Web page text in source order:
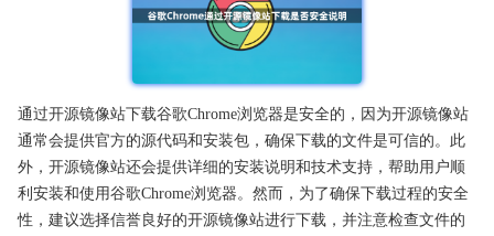
通过开源镜像站下载谷歌Chrome浏览器是安全的，因为开源镜像站
通常会提供官方的源代码和安装包，确保下载的文件是可信的。此
外，开源镜像站还会提供详细的安装说明和技术支持，帮助用户顺
利安装和使用谷歌Chrome浏览器。然而，为了确保下载过程的安全
性，建议选择信誉良好的开源镜像站进行下载，并注意检查文件的